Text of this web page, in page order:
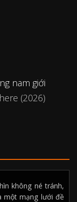
nam giới
(2026)
không né tránh,
một mạng lưới đề